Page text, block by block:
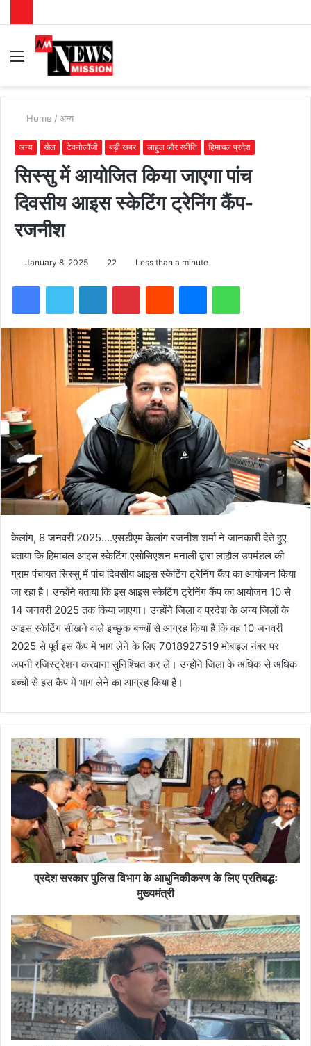
Menu
Home / अन्य
अन्य खेल टेक्नोलॉजी बड़ी खबर लाहुल और स्पीति हिमाचल प्रदेश
सिस्सु में आयोजित किया जाएगा पांच
दिवसीय आइस स्केटिंग ट्रेनिंग कैंप-
रजनीश
January 8, 2025 22 Less than a minute
केलांग, 8 जनवरी 2025….एसडीएम केलांग रजनीश शर्मा ने जानकारी देते हुए
बताया कि हिमाचल आइस स्केटिंग एसोसिएशन मनाली द्वारा लाहौल उपमंडल की
ग्राम पंचायत सिस्सु में पांच दिवसीय आइस स्केटिंग ट्रेनिंग कैंप का आयोजन किया
जा रहा है। उन्होंने बताया कि इस आइस स्केटिंग ट्रेनिंग कैंप का आयोजन 10 से
14 जनवरी 2025 तक किया जाएगा। उन्होंने जिला व प्रदेश के अन्य जिलों के
आइस स्केटिंग सीखने वाले इच्छुक बच्चों से आग्रह किया है कि वह 10 जनवरी
2025 से पूर्व इस कैंप में भाग लेने के लिए 7018927519 मोबाइल नंबर पर
अपनी रजिस्ट्रेशन करवाना सुनिश्चित कर लें। उन्होंने जिला के अधिक से अधिक
बच्चों से इस कैंप में भाग लेने का आग्रह किया है।
प्रदेश सरकार पुलिस विभाग के आधुनिकीकरण के लिए प्रतिबद्धः
मुख्यमंत्री